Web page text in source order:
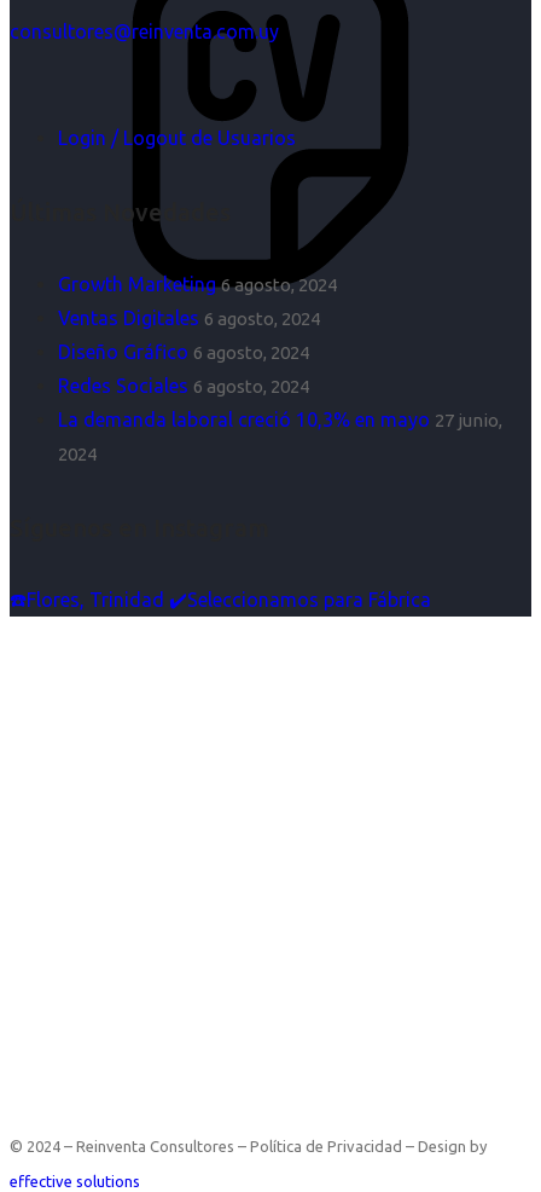
consultores@reinventa.com.uy
Login / Logout de Usuarios
Últimas Novedades
Growth Marketing 6 agosto, 2024
Ventas Digitales 6 agosto, 2024
Diseño Gráfico 6 agosto, 2024
Redes Sociales 6 agosto, 2024
La demanda laboral creció 10,3% en mayo 27 junio,
2024
☎️Flores, Trinidad ✔️Seleccionamos para Fábrica
© 2024 – Reinventa Consultores – Política de Privacidad – Design by
effective solutions